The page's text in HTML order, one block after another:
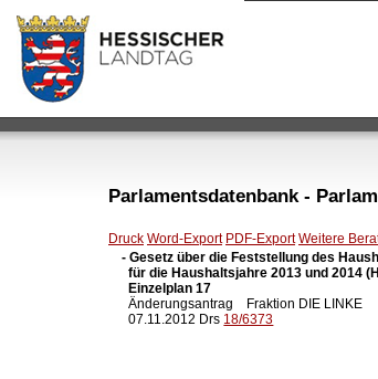
Parlamentsdatenbank -
Druck Word-Export PDF-Export Weitere
- Gesetz über die Feststellung des
für die Haushaltsjahre 2013 und 2014
  Einzelplan 17
Änderungsantrag    Fraktion DIE LINKE
  07.11.2012 Drs
18/6373